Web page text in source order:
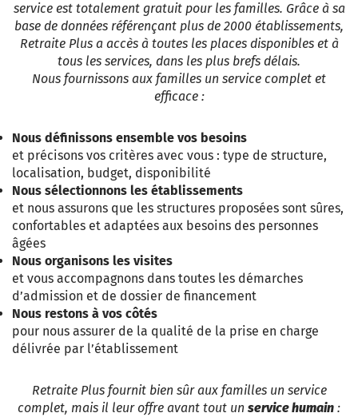
service est totalement gratuit pour les familles. Grâce à sa
base de données référençant plus de 2000 établissements,
Retraite Plus a accès à toutes les places disponibles et à
tous les services, dans les plus brefs délais.
Nous fournissons aux familles un service complet et
efficace :
Nous définissons ensemble vos besoins
et précisons vos critères avec vous : type de structure,
localisation, budget, disponibilité
Nous sélectionnons les établissements
et nous assurons que les structures proposées sont sûres,
confortables et adaptées aux besoins des personnes
âgées
Nous organisons les visites
et vous accompagnons dans toutes les démarches
d’admission et de dossier de financement
Nous restons à vos côtés
pour nous assurer de la qualité de la prise en charge
délivrée par l’établissement
Retraite Plus fournit bien sûr aux familles un service
complet, mais il leur offre avant tout unservice humain :